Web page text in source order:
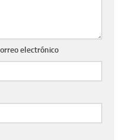
electrónico